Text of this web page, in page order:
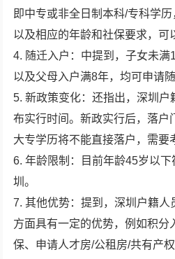
即中专或非全日制本科/专科学历
以及相应的年龄和社保要求，可
4. 随迁入户：中提到，子女未
以及父母入户满8年，均可申请随
5. 新政策变化：还指出，深圳
布实行时间。新政实行后，落户
大专学历将不能直接落户，需要
6. 年龄限制：目前年龄45岁以
圳。
7. 其他优势：提到，深圳户籍
方面具有一定的优势，例如积分
保、申请人才房/公租房/共有产权